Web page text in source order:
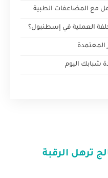
مع المضاعفات الطبية
العملية في إسطنبول؟
المعتمدة
شبابك اليوم
ترهل الرقبة